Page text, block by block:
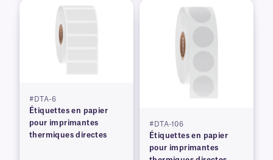
#DTA-6
Étiquettes en papier
pour imprimantes
thermiques directes
#DTA-106
Étiquettes en papier
pour imprimantes